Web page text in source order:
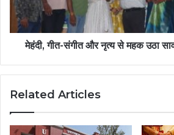
मेहंदी, गीत-संगीत और नृत्य से महक उठा
Related Articles